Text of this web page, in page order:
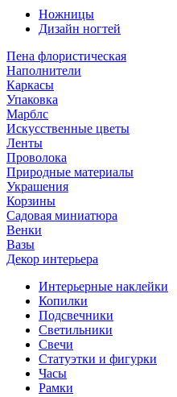
Ножницы
Дизайн ногтей
Пена флористическая
Наполнители
Каркасы
Упаковка
Марблс
Искусственные цветы
Ленты
Проволока
Природные материалы
Украшения
Корзины
Садовая миниатюра
Венки
Вазы
Декор интерьера
Интерьерные наклейки
Копилки
Подсвечники
Светильники
Свечи
Статуэтки и фигурки
Часы
Рамки